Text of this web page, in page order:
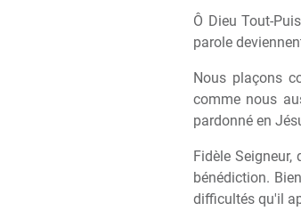
Ô Dieu Tout-
parole
Nous plaçons
comme nous
pardonné en
Fidèle
bénédiction.
difficultés qu'il